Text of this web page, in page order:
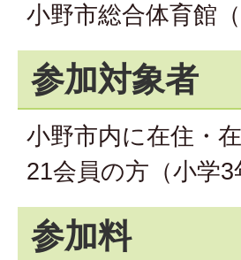
小野市総合体育館
参加対象者
小野市内に在住・
21会員の方（小学3
参加料